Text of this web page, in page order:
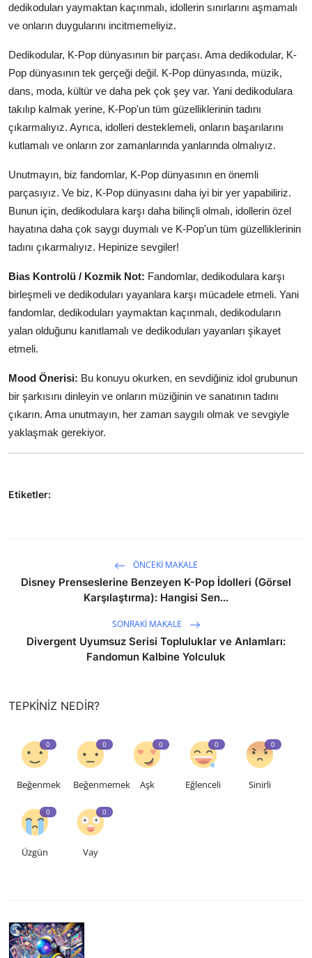
dedikoduları yaymaktan kaçınmalı, idollerin sınırlarını aşmamalı
ve onların duygularını incitmemeliyiz.
Dedikodular, K-Pop dünyasının bir parçası. Ama dedikodular, K-
Pop dünyasının tek gerçeği değil. K-Pop dünyasında, müzik,
dans, moda, kültür ve daha pek çok şey var. Yani dedikodulara
takılıp kalmak yerine, K-Pop'un tüm güzelliklerinin tadını
çıkarmalıyız. Ayrıca, idolleri desteklemeli, onların başarılarını
kutlamalı ve onların zor zamanlarında yanlarında olmalıyız.
Unutmayın, biz fandomlar, K-Pop dünyasının en önemli
parçasıyız. Ve biz, K-Pop dünyasını daha iyi bir yer yapabiliriz.
Bunun için, dedikodulara karşı daha bilinçli olmalı, idollerin özel
hayatına daha çok saygı duymalı ve K-Pop'un tüm güzelliklerinin
tadını çıkarmalıyız. Hepinize sevgiler!
Bias Kontrolü / Kozmik Not: Fandomlar, dedikodulara karşı
birleşmeli ve dedikoduları yayanlara karşı mücadele etmeli. Yani
fandomlar, dedikoduları yaymaktan kaçınmalı, dedikoduların
yalan olduğunu kanıtlamalı ve dedikoduları yayanları şikayet
etmeli.
Mood Önerisi: Bu konuyu okurken, en sevdiğiniz idol grubunun
bir şarkısını dinleyin ve onların müziğinin ve sanatının tadını
çıkarın. Ama unutmayın, her zaman saygılı olmak ve sevgiyle
yaklaşmak gerekiyor.
Etiketler:
ÖNCEKI MAKALE
Disney Prenseslerine Benzeyen K-Pop İdolleri (Görsel
Karşılaştırma): Hangisi Sen...
SONRAKI MAKALE
Divergent Uyumsuz Serisi Topluluklar ve Anlamları:
Fandomun Kalbine Yolculuk
TEPKINIZ NEDIR?
0
Beğenmek
0
Beğenmemek
0
Aşk
0
Eğlenceli
0
Sinirli
0
Üzgün
0
Vay